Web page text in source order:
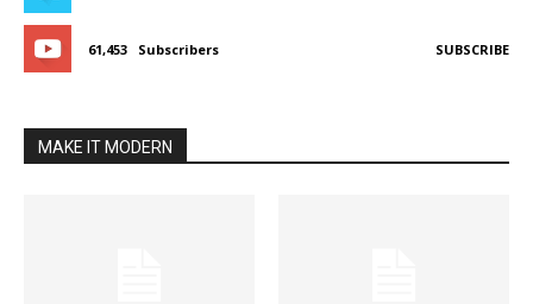
61,453 Subscribers SUBSCRIBE
MAKE IT MODERN